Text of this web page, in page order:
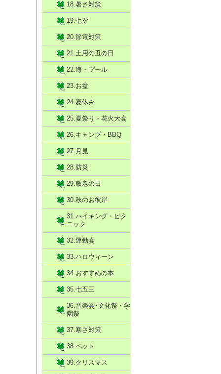
18.暑さ対策
19.七夕
20.節電対策
21.土用の丑の日
22.海・プール
23.お盆
24.夏休み
25.夏祭り・花火大会
26.キャンプ・BBQ
27.月見
28.防災
29.敬老の日
30.秋のお彼岸
31.ハイキング・ピク
ニック
32.運動会
33.ハロウィーン
34.おすすめの本
35.七五三
36.音楽会･文化祭・学
園祭
37.寒さ対策
38.ペット
39.クリスマス